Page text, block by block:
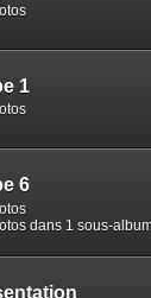
1
6
dans 1 sous-